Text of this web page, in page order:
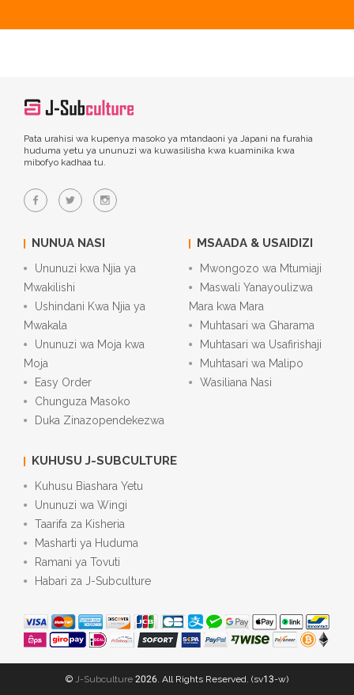
Pata urahisi wa kupenya masoko ya mtandaoni ya Japani na furahia
huduma yetu ya ununuzi wa kuwasilisha kwa kuaminika kwa
mibofyo kadhaa tu.
NUNUA NASI
Ununuzi kwa Njia ya
Mwakilishi
Ushindani Kwa Njia ya
Mwakala
Ununuzi wa Moja kwa
Moja
Easy Order
Chunguza Masoko
Duka Zinazopendekezwa
MSAADA & USAIDIZI
Mwongozo wa Mtumiaji
Maswali Yanayoulizwa
Mara kwa Mara
Muhtasari wa Gharama
Muhtasari wa Usafirishaji
Muhtasari wa Malipo
Wasiliana Nasi
KUHUSU J-SUBCULTURE
Kuhusu Biashara Yetu
Ununuzi wa Wingi
Taarifa za Kisheria
Masharti ya Huduma
Ramani ya Tovuti
Habari za J-Subculture
© J-Subculture 2026. All Rights Reserved. (sv13-w)